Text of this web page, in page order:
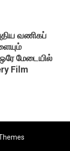
வணிகப்
மேடையில்
Film